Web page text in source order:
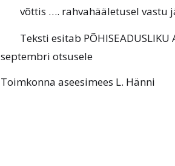
võttis …. rahvahääletusel vastu
Teksti esitab
septembri otsusele
Toimkonna aseesimees L. Hänni